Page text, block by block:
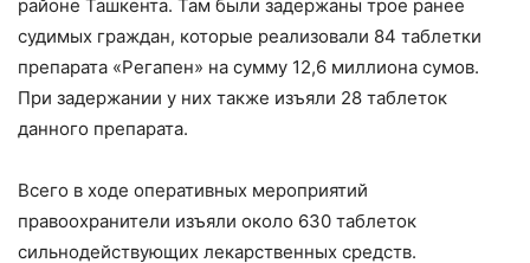
районе Ташкента. Там были задержаны трое ранее
судимых граждан, которые реализовали 84 таблетки
препарата «Регапен» на сумму 12,6 миллиона сумов.
При задержании у них также изъяли 28 таблеток
данного препарата.
Всего в ходе оперативных мероприятий
правоохранители изъяли около 630 таблеток
сильнодействующих лекарственных средств.